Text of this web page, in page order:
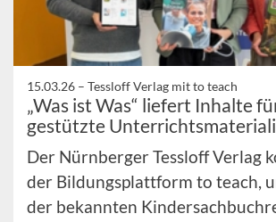
15.03.26 – Tessloff Verlag mit to teach
„Was ist Was“ liefert Inhalte
gestützte
Der Nürnberger Tessloff Verlag
der Bildungsplattform to teach,
der bekannten